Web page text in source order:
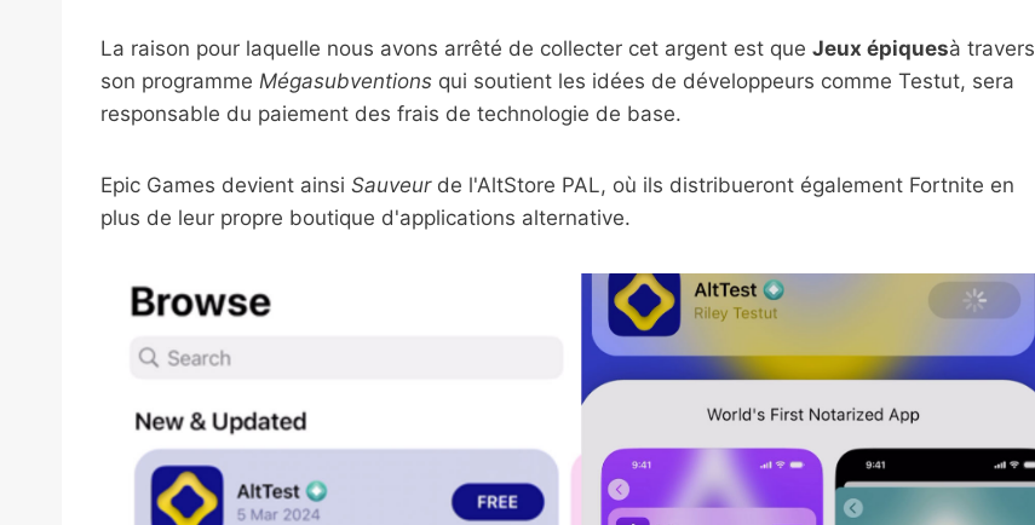
La raison pour laquelle nous avons arrêté de collecter cet argent est que Jeux épiquesà travers
son programme Mégasubventions qui soutient les idées de développeurs comme Testut, sera
responsable du paiement des frais de technologie de base.
Epic Games devient ainsi Sauveurde l'AltStore PAL, où ils distribueront également Fortnite en
plus de leur propre boutique d'applications alternative.